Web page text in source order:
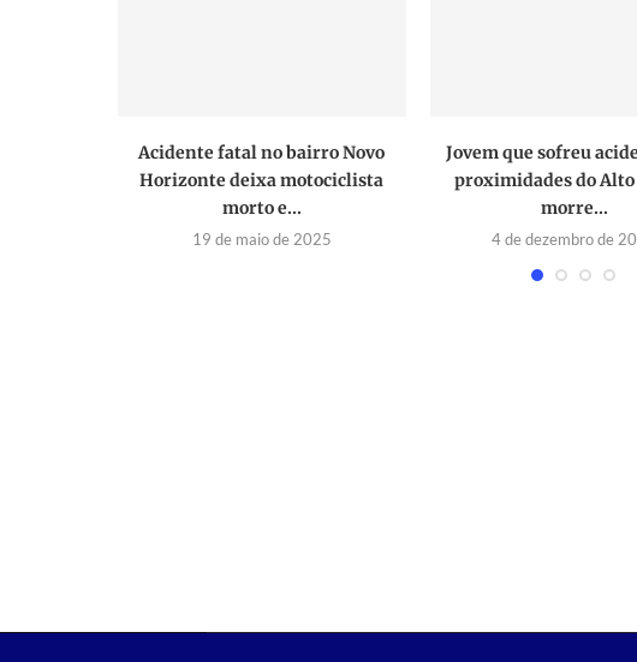
Acidente fatal no bairro Novo
Horizonte deixa motociclista
morto e...
19 de maio de 2025
Jovem que sofreu
proximidades do
morre...
4 de dezembro de